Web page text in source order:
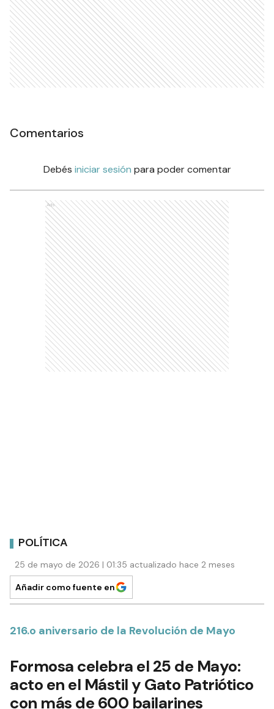
Comentarios
Debés iniciar sesión para poder comentar
Ads
POLÍTICA
25 de mayo de 2026 | 01:35 actualizado hace 2 meses
Añadir como fuente en
216.o aniversario de la Revolución de Mayo
Formosa celebra el 25 de Mayo:
acto en el Mástil y Gato Patriótico
con más de 600 bailarines